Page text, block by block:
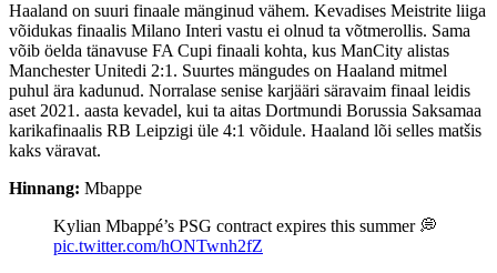
Haaland on suuri finaale mänginud vähem. Kevadises Meistrite liiga
võidukas finaalis Milano Interi vastu ei olnud ta võtmerollis. Sama
võib öelda tänavuse FA Cupi finaali kohta, kus ManCity alistas
Manchester Unitedi 2:1. Suurtes mängudes on Haaland mitmel
puhul ära kadunud. Norralase senise karjääri säravaim finaal leidis
aset 2021. aasta kevadel, kui ta aitas Dortmundi Borussia Saksamaa
karikafinaalis RB Leipzigi üle 4:1 võidule. Haaland lõi selles matšis
kaks väravat.
Hinnang: Mbappe
Kylian Mbappé’s PSG contract expires this summer 💭
pic.twitter.com/hONTwnh2fZ